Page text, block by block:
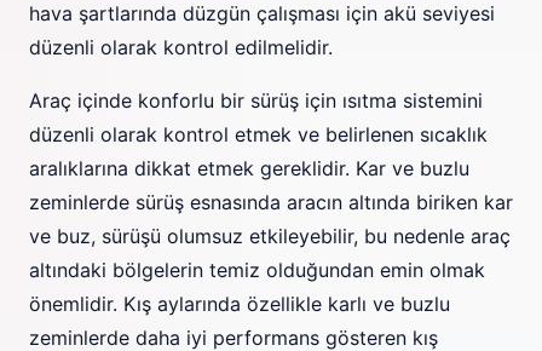
hava şartlarında düzgün çalışması için akü seviyesi
düzenli olarak kontrol edilmelidir.
Araç içinde konforlu bir sürüş için ısıtma sistemini
düzenli olarak kontrol etmek ve belirlenen sıcaklık
aralıklarına dikkat etmek gereklidir. Kar ve buzlu
zeminlerde sürüş esnasında aracın altında biriken kar
ve buz, sürüşü olumsuz etkileyebilir, bu nedenle araç
altındaki bölgelerin temiz olduğundan emin olmak
önemlidir. Kış aylarında özellikle karlı ve buzlu
zeminlerde daha iyi performans gösteren kış